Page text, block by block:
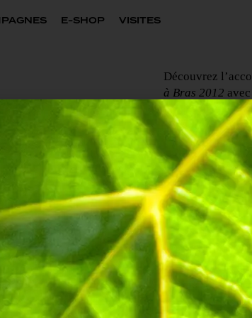
E-SHOP VISITES
Découvrez
à Bras 2012
pour 4 personnes :
800 grammes de Homard
échalotes
grammes de beurre